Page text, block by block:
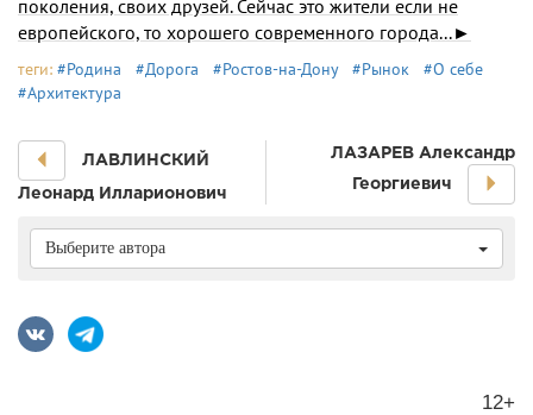
поколения, своих друзей. Сейчас это жители если не
европейского, то хорошего современного города...►
теги: #Родина #Дорога #Ростов-на-Дону #Рынок
#О себе
#Архитектура
ЛАВЛИHСКИЙ
Леонаpд Иллаpионович
ЛАЗАРЕВ Александр
Георгиевич
Выберите автора
12+